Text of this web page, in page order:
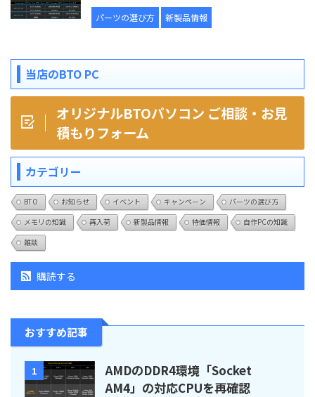
パーツの選び方 新製品情報
当店のBTO PC
オリジナルBTOパソコン ご相談・お見
積もりフォーム
カテゴリー
BTO お知らせ イベント キャンペーン
パーツの選び方
メモリの知識
再入荷 新製品情報 特価情報
自作PCの知識
雑談
購読する
おすすめ記事
1
AMDのDDR4環境「Socket
AM4」の対応CPUを再確認